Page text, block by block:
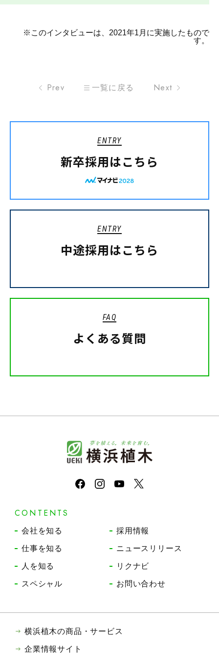
※このインタビューは、2021年1月に実施したもので
す。
Prev 一覧に戻る Next
ENTRY
新卒採用はこちら
ENTRY
中途採用はこちら
FAQ
よくある質問
CONTENTS
会社を知る 採用情報
仕事を知る ニュースリリース
人を知る リクナビ
スペシャル お問い合わせ
横浜植木の商品・サービス
企業情報サイト